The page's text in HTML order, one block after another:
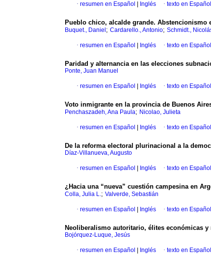
· resumen en Español Inglés · texto en Español
Pueblo chico, alcalde grande. Abstencionismo
Buquet., Daniel ; Cardarello., Antonio; Schmidt.,
· resumen en Español Inglés · texto en Español
Paridad y alternancia en las elecciones
Ponte, Juan Manuel
· resumen en Español Inglés · texto en Español
Voto inmigrante en la provincia de Buenos
Penchaszadeh, Ana Paula; Nicolao, Julieta
· resumen en Español Inglés · texto en Español
De la reforma electoral plurinacional a la
Díaz-Villanueva, Augusto
· resumen en Español Inglés · texto en Español
¿Hacia una “nueva” cuestión campesina en
Colla, Julia L.; Valverde, Sebastián
· resumen en Español Inglés · texto en Español
Neoliberalismo autoritario, élites económicas y
Bojórquez-Luque, Jesús
· resumen en Español Inglés · texto en Español